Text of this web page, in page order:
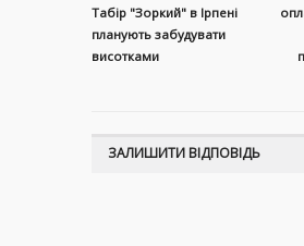
Табір "Зоркий" в Ірпені
планують забудувати
висотками
ЗАЛИШИТИ ВІДПОВІДЬ